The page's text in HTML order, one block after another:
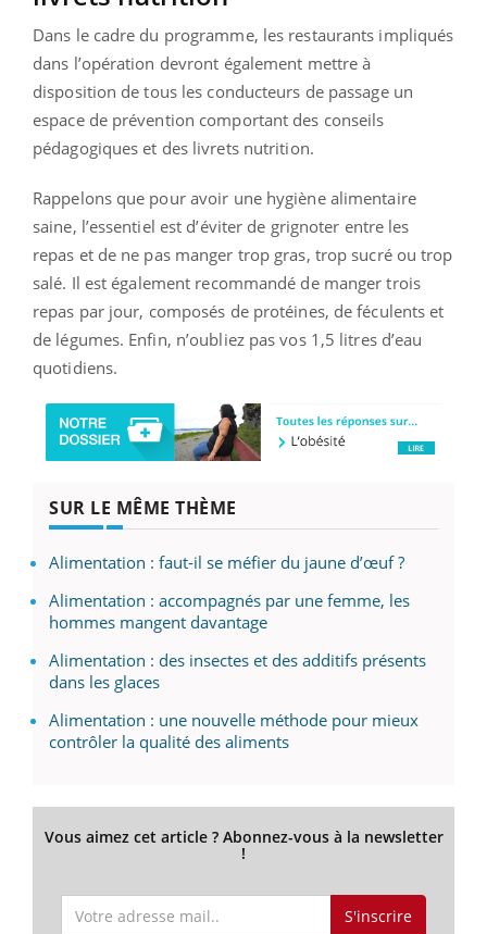
Dans le cadre du programme, les restaurants impliqués
dans l’opération devront également mettre à
disposition de tous les conducteurs de passage un
espace de prévention comportant des conseils
pédagogiques et des livrets nutrition.
Rappelons que pour avoir une hygiène alimentaire
saine, l’essentiel est d’éviter de grignoter entre les
repas et de ne pas manger trop gras, trop sucré ou trop
salé. Il est également recommandé de manger trois
repas par jour, composés de protéines, de féculents et
de légumes. Enfin, n’oubliez pas vos 1,5 litres d’eau
quotidiens.
SUR LE MÊME THÈME
Alimentation : faut-il se méfier du jaune d’œuf ?
Alimentation : accompagnés par une femme, les
hommes mangent davantage
Alimentation : des insectes et des additifs présents
dans les glaces
Alimentation : une nouvelle méthode pour mieux
contrôler la qualité des aliments
Vous aimez cet article ? Abonnez-vous à la newsletter
!
S'inscrire